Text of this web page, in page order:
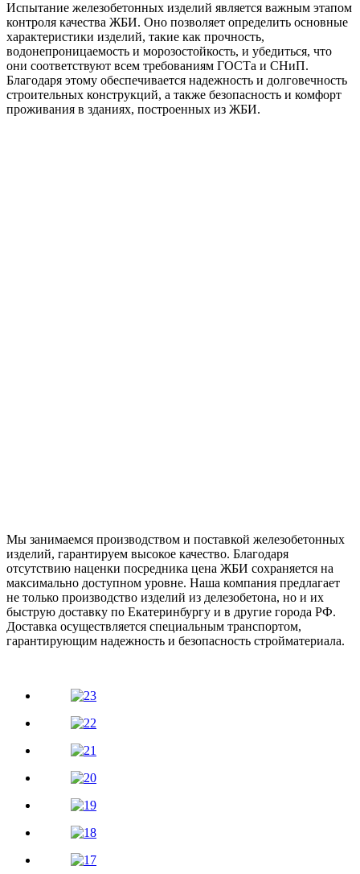
Испытание железобетонных изделий является важным этапом
контроля качества ЖБИ. Оно позволяет определить основные
характеристики изделий, такие как прочность,
водонепроницаемость и морозостойкость, и убедиться, что
они соответствуют всем требованиям ГОСТа и СНиП.
Благодаря этому обеспечивается надежность и долговечность
строительных конструкций, а также безопасность и комфорт
проживания в зданиях, построенных из ЖБИ.
Мы занимаемся производством и поставкой железобетонных
изделий, гарантируем высокое качество. Благодаря
отсутствию наценки посредника цена ЖБИ сохраняется на
максимально доступном уровне. Наша компания предлагает
не только производство изделий из делезобетона, но и их
быструю доставку по Екатеринбургу и в другие города РФ.
Доставка осуществляется специальным транспортом,
гарантирующим надежность и безопасность стройматериала.